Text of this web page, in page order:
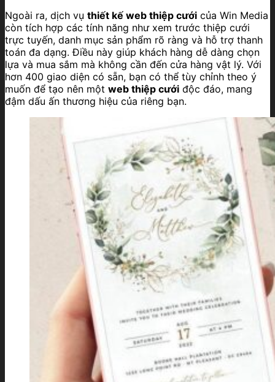
Ngoài ra, dịch vụ thiết kế web thiệp cưới của Win Media
còn tích hợp các tính năng như xem trước thiệp cưới
trực tuyến, danh mục sản phẩm rõ ràng và hỗ trợ thanh
toán đa dạng. Điều này giúp khách hàng dễ dàng chọn
lựa và mua sắm mà không cần đến cửa hàng vật lý. Với
hơn 400 giao diện có sẵn, bạn có thể tùy chỉnh theo ý
muốn để tạo nên một web thiệp cưới độc đáo, mang
đậm dấu ấn thương hiệu của riêng bạn.